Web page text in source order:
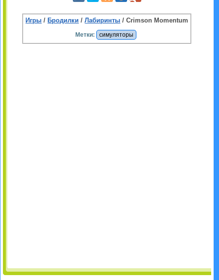
Игры / Бродилки /Лабиринты / Crimson Momentum
Метки: симуляторы